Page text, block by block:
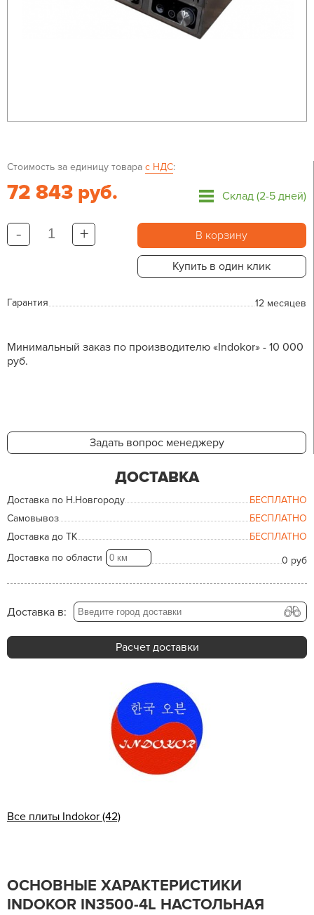
Стоимость за единицу товара с НДС:
72 843 руб. Склад (2-5 дней)
- + В корзину
Купить в один клик
Гарантия 12 месяцев
Минимальный заказ по производителю «Indokor» - 10 000
руб.
Задать вопрос менеджеру
ДОСТАВКА
Доставка по Н.Новгороду
БЕСПЛАТНО
Самовывоз
БЕСПЛАТНО
Доставка до ТК
БЕСПЛАТНО
Доставка по области
0 руб
Доставка в:
Расчет доставки
Все плиты Indokor (42)
ОСНОВНЫЕ ХАРАКТЕРИСТИКИ
INDOKOR IN3500-4L НАСТОЛЬНАЯ